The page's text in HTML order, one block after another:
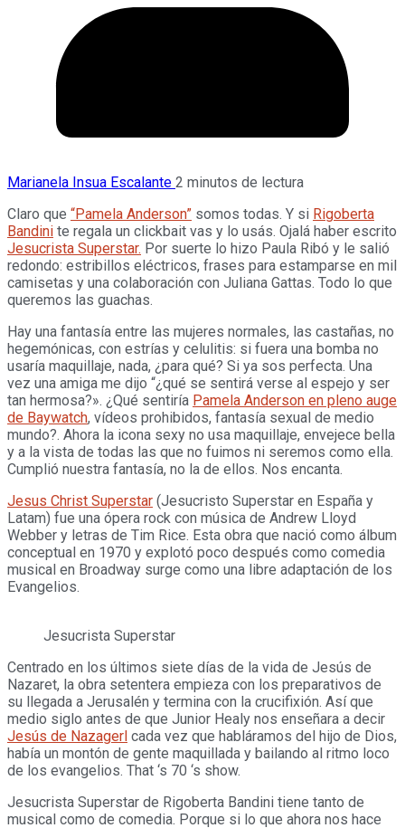
Marianela Insua Escalante 2 minutos de lectura
Claro que “Pamela Anderson” somos todas. Y si Rigoberta
Bandini te regala un clickbait vas y lo usás. Ojalá haber escrito
Jesucrista Superstar. Por suerte lo hizo Paula Ribó y le salió
redondo: estribillos eléctricos, frases para estamparse en mil
camisetas y una colaboración con Juliana Gattas. Todo lo que
queremos las guachas.
Hay una fantasía entre las mujeres normales, las castañas, no
hegemónicas, con estrías y celulitis: si fuera una bomba no
usaría maquillaje, nada, ¿para qué? Si ya sos perfecta. Una
vez una amiga me dijo “¿qué se sentirá verse al espejo y ser
tan hermosa?». ¿Qué sentiría Pamela Anderson en pleno auge
de Baywatch, vídeos prohibidos, fantasía sexual de medio
mundo?. Ahora la icona sexy no usa maquillaje, envejece bella
y a la vista de todas las que no fuimos ni seremos como ella.
Cumplió nuestra fantasía, no la de ellos. Nos encanta.
Jesus Christ Superstar (Jesucristo Superstar en España y
Latam) fue una ópera rock con música de Andrew Lloyd
Webber y letras de Tim Rice. Esta obra que nació como álbum
conceptual en 1970 y explotó poco después como comedia
musical en Broadway surge como una libre adaptación de los
Evangelios.
Jesucrista Superstar
Centrado en los últimos siete días de la vida de Jesús de
Nazaret, la obra setentera empieza con los preparativos de
su llegada a Jerusalén y termina con la crucifixión. Así que
medio siglo antes de que Junior Healy nos enseñara a decir
Jesús de Nazagerl cada vez que habláramos del hijo de Dios,
había un montón de gente maquillada y bailando al ritmo loco
de los evangelios. That ‘s 70 ‘s show.
Jesucrista Superstar de Rigoberta Bandini tiene tanto de
musical como de comedia. Porque si lo que ahora nos hace